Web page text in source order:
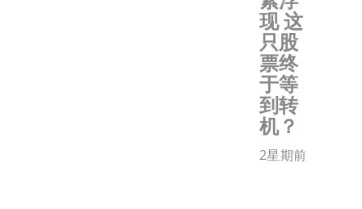
现 这
只股
票终
于等
到转
机？
2星期前